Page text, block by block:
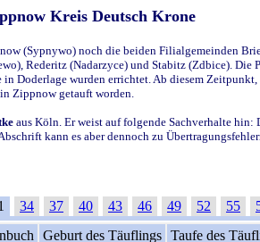
Kreis Deutsch Krone
(Sypnywo) noch die beiden Filialgemeinden
Rederitz (Nadarzyce) und Stabitz (Zdbice).
wurden errichtet. Ab diesem
Zippnow getauft worden.
aus Köln. Er weist auf folgende Sachverhalte
kann es aber dennoch zu
34 37 40 43 46 49 52 55
Geburt des Täuflings Taufe des